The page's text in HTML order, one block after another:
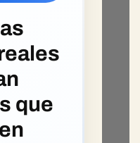
que